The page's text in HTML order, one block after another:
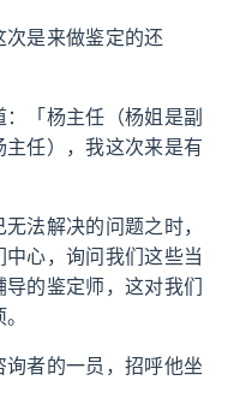
次是来做鉴定的还
「杨主任（杨姐是副
任），我这次来是有
法解决的问题之时，
心，询问我们这些当
的鉴定师，这对我们
者的一员，招呼他坐